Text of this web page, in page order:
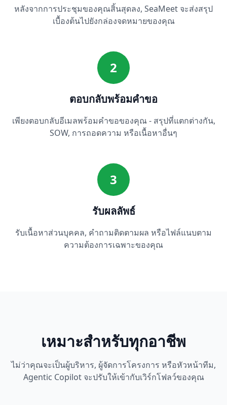
หลังจากการประชุมของคุณสิ้นสุดลง, SeaMeet จะส่งสรุป
เบื้องต้นไปยังกล่องจดหมายของคุณ
2
ตอบกลับพร้อมคำขอ
เพียงตอบกลับอีเมลพร้อมคำขอของคุณ - สรุปที่แตกต่างกัน,
SOW, การถอดความ หรือเนื้อหาอื่นๆ
3
รับผลลัพธ์
รับเนื้อหาส่วนบุคคล, คำถามติดตามผล หรือไฟล์แนบตาม
ความต้องการเฉพาะของคุณ
เหมาะสำหรับทุกอาชีพ
ไม่ว่าคุณจะเป็นผู้บริหาร, ผู้จัดการโครงการ หรือหัวหน้าทีม,
Agentic Copilot จะปรับให้เข้ากับเวิร์กโฟลว์ของคุณ